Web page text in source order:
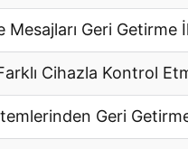
Mesajları Geri Getirme
Cihazla Kontrol
Geri